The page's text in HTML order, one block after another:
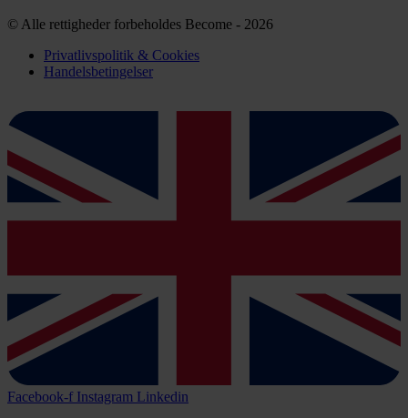
© Alle rettigheder forbeholdes Become - 2026
Privatlivspolitik & Cookies
Handelsbetingelser
Facebook-f Instagram Linkedin